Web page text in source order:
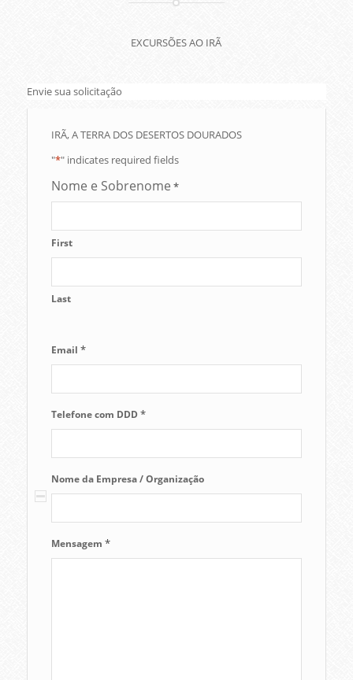
EXCURSÕES AO IRÃ
Envie sua solicitação
IRÃ, A TERRA DOS DESERTOS DOURADOS
"*" indicates required fields
Nome e Sobrenome *
First
Last
Email *
Telefone com DDD *
Nome da Empresa / Organização
Mensagem *